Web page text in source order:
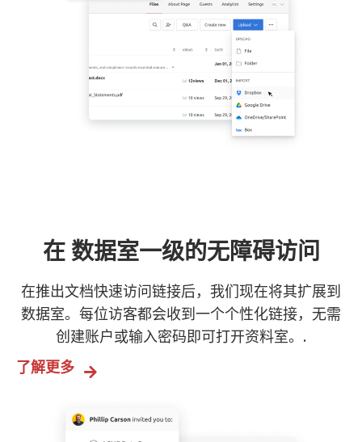
在 数据室一级的无障碍访问
在推出文档快速访问链接后，我们现在将其扩展到
数据室。每位访客都会收到一个个性化链接，无需
创建账户或输入密码即可打开资料室。.
了解更多